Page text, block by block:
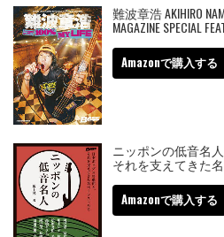
難波章浩 AKIHIRO
MAGAZINE SPECIAL
Amazonで購入する
ニッポンの低音名
それを支えてきた
Amazonで購入する